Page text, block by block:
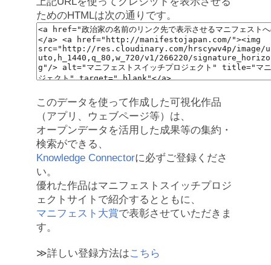
ためのHTMLは次の通りです。
このデータを使って作成した可視化作品
（アプリ、ウェブページ等）は、
オープンデータを活用した成果等の集約・
検索ができる、
Knowledge Connectorに必ずご登録くださ
い。
優れた作品はマニフェストスイッチプロジ
ェクトサイトで紹介するとともに、
マニフェスト大賞で表彰させていただきま
す。
≫詳しい登録方法はこちら